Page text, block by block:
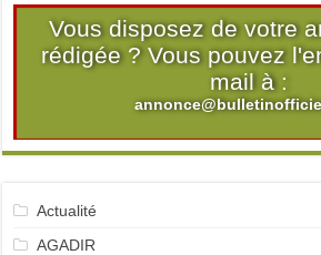
Vous disposez de votre
rédigée ? Vous pouvez
mail à :
Actualité
AGADIR